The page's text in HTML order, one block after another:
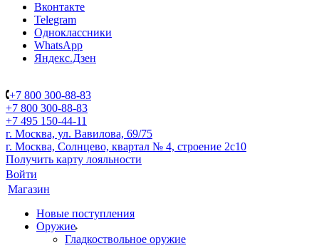
Вконтакте
Telegram
Одноклассники
WhatsApp
Яндекс.Дзен
+7 800 300-88-83
+7 800 300-88-83
+7 495 150-44-11
г. Москва, ул. Вавилова, 69/75
г. Москва, Солнцево, квартал № 4, строение 2с10
Получить карту лояльности
Войти
Магазин
Новые поступления
Оружие
Гладкоствольное оружие